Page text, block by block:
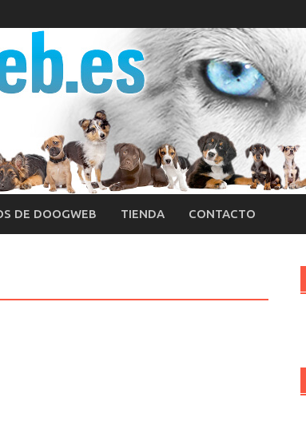
DE DOOGWEB TIENDA CONTACTO